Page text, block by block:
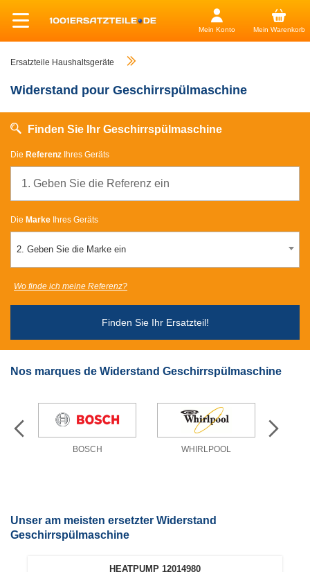
Mein Konto Mein Warenkorb
Ersatzteile Haushaltsgeräte
Widerstand pour Geschirrspülmaschine
Finden Sie Ihr Geschirrspülmaschine
Die Referenz Ihres Geräts
Die Marke Ihres Geräts
2. Geben Sie die Marke ein
Finden Sie Ihr Ersatzteil!
Wo finde ich meine Referenz?
Nos marques de Widerstand Geschirrspülmaschine
BOSCH WHIRLPOOL
Unser am meisten ersetzter Widerstand
Geschirrspülmaschine
HEATPUMP 12014980